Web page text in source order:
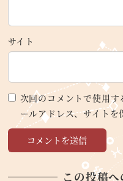
サイト
次回のコメントで使用
ールアドレス、サイトを
この投稿